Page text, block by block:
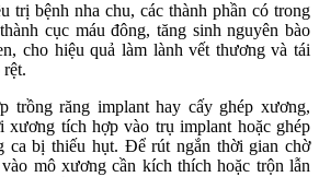
trị bệnh nha chu, các thành phần có trong
cục máu đông, tăng sinh nguyên bào
cho hiệu quả làm lành vết thương và tái
trồng răng implant hay cấy ghép xương,
xương tích hợp vào trụ implant hoặc ghép
ca bị thiếu hụt. Để rút ngắn thời gian chờ
mô xương cần kích thích hoặc trộn lẫn